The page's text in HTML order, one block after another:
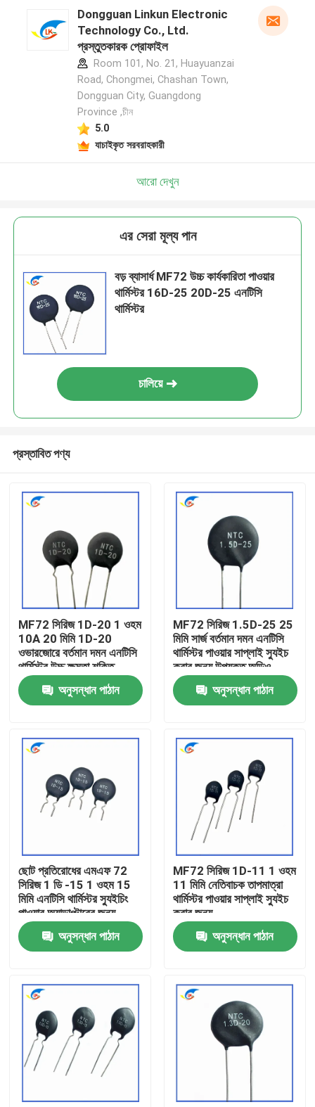
পণ্য
ভিডিও
কারখানা পরিদর্শন
গুণমান নিয়ন্ত্রণ
খবর
মামলা
পিটিসি থার্মিস্টর
Dongguan Linkun Electronic
Technology Co., Ltd.
প্রস্তুতকারক প্রোফাইল
Room 101, No. 21, Huayuanzai
Road, Chongmei, Chashan Town,
Dongguan City, Guangdong
Province ,চীন
5.0
যাচাইকৃত সরবরাহকারী
আরো দেখুন
এর সেরা মূল্য পান
বড় ব্যাসার্ধ MF72 উচ্চ কার্যকারিতা পাওয়ার
থার্মিস্টর 16D-25 20D-25 এনটিসি
থার্মিস্টর
চালিয়ে
প্রস্তাবিত পণ্য
MF72 সিরিজ 1D-20 1 ওহম
10A 20 মিমি 1D-20
ওভারজোরে বর্তমান দমন এনটিসি
থার্মিস্টর উচ্চ ক্ষমতা শক্তি
সরবরাহের জন্য উপযুক্ত
অনুসন্ধান পাঠান
MF72 সিরিজ 1.5D-25 25
মিমি সার্জ বর্তমান দমন এনটিসি
থার্মিস্টর পাওয়ার সাপ্লাই স্যুইচ
করার জন্য উপযুক্ত অডিও
এম্প্লিফায়ার
অনুসন্ধান পাঠান
ছোট প্রতিরোধের এমএফ 72
সিরিজ 1 ডি -15 1 ওহম 15
মিমি এনটিসি থার্মিস্টর স্যুইচিং
পাওয়ার অ্যাডাপ্টারের জন্য
উপযুক্ত
অনুসন্ধান পাঠান
MF72 সিরিজ 1D-11 1 ওহম
11 মিমি নেতিবাচক তাপমাত্রা
থার্মিস্টর পাওয়ার সাপ্লাই স্যুইচ
করার জন্য
অনুসন্ধান পাঠান